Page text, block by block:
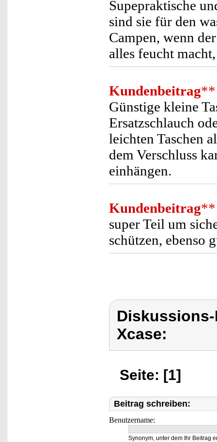
Supepraktische
sind sie für den
Campen, wenn
alles feucht
Kundenbeitrag**
Günstige kleine
Ersatzschlauch
leichten Taschen
dem Verschluss
einhängen.
Kundenbeitrag**
super Teil um
schützen, ebenso
Xcase:
Seite: [1]
Beitrag schreiben:
Benutzername:
Synonym, unter dem Ihr Beitrag